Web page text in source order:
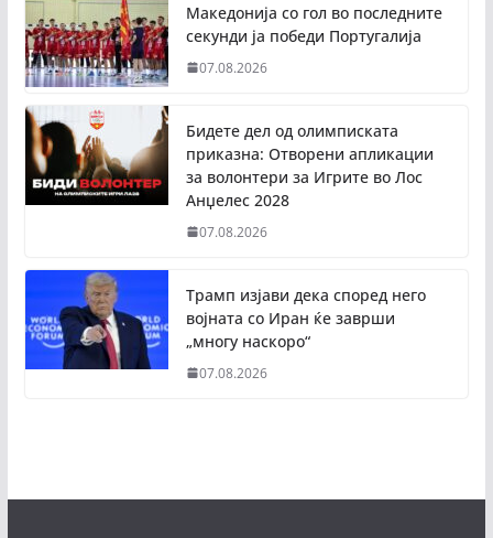
Македонија со гол во последните
секунди ја победи Португалија
07.08.2026
Бидете дел од олимписката
приказна: Отворени апликации
за волонтери за Игрите во Лос
Анџелес 2028
07.08.2026
Трамп изјави дека според него
војната со Иран ќе заврши
„многу наскоро“
07.08.2026